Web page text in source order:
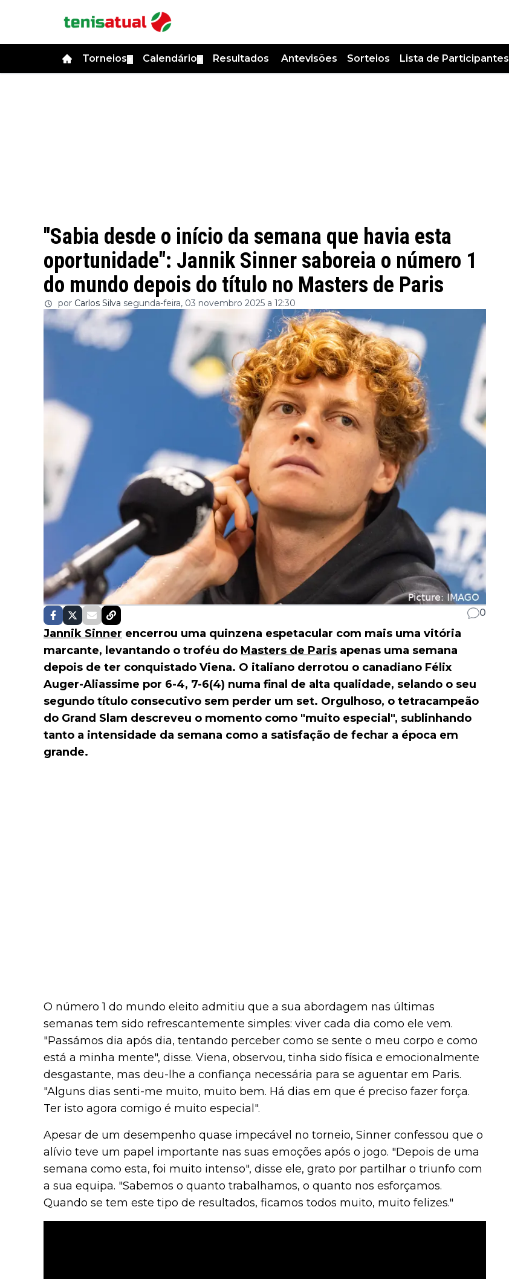
Torneios Calendário Resultados Antevisões Sorteios Lista de Participantes
"Sabia desde o início da semana que havia esta
oportunidade": Jannik Sinner saboreia o número 1
do mundo depois do título no Masters de Paris
por Carlos Silva segunda-feira, 03 novembro 2025 a 12:30
0
Jannik Sinner encerrou uma quinzena espetacular com mais uma vitória
marcante, levantando o troféu do Masters de Paris apenas uma semana
depois de ter conquistado Viena. O italiano derrotou o canadiano Félix
Auger-Aliassime por 6-4, 7-6(4) numa final de alta qualidade, selando o seu
segundo título consecutivo sem perder um set. Orgulhoso, o tetracampeão
do Grand Slam descreveu o momento como "muito especial", sublinhando
tanto a intensidade da semana como a satisfação de fechar a época em
grande.
O número 1 do mundo eleito admitiu que a sua abordagem nas últimas
semanas tem sido refrescantemente simples: viver cada dia como ele vem.
"Passámos dia após dia, tentando perceber como se sente o meu corpo e como
está a minha mente", disse. Viena, observou, tinha sido física e emocionalmente
desgastante, mas deu-lhe a confiança necessária para se aguentar em Paris.
"Alguns dias senti-me muito, muito bem. Há dias em que é preciso fazer força.
Ter isto agora comigo é muito especial".
Apesar de um desempenho quase impecável no torneio, Sinner confessou que o
alívio teve um papel importante nas suas emoções após o jogo. "Depois de uma
semana como esta, foi muito intenso", disse ele, grato por partilhar o triunfo com
a sua equipa. "Sabemos o quanto trabalhamos, o quanto nos esforçamos.
Quando se tem este tipo de resultados, ficamos todos muito, muito felizes."